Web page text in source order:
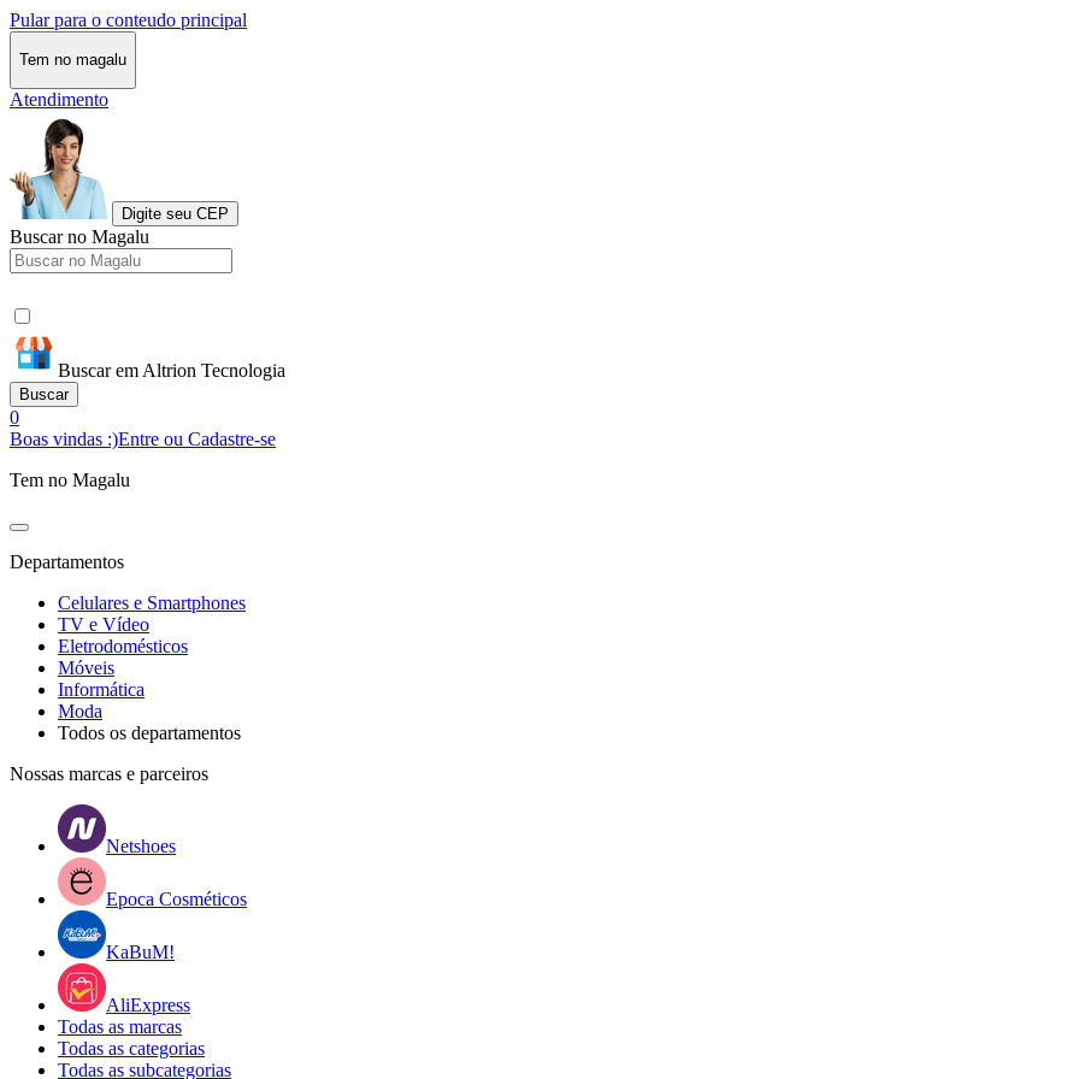
Pular para o conteudo principal
Tem no magalu
Atendimento
Digite seu CEP
Buscar no Magalu
Buscar em Altrion Tecnologia
Buscar
0
Boas vindas :)Entre ou Cadastre-se
Tem no Magalu
Departamentos
Celulares e Smartphones
TV e Vídeo
Eletrodomésticos
Móveis
Informática
Moda
Todos os departamentos
Nossas marcas e parceiros
Netshoes
Epoca Cosméticos
KaBuM!
AliExpress
Todas as marcas
Todas as categorias
Todas as subcategorias